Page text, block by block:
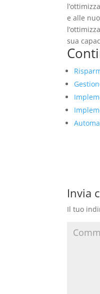
e alle
sua
Invia
Il tuo